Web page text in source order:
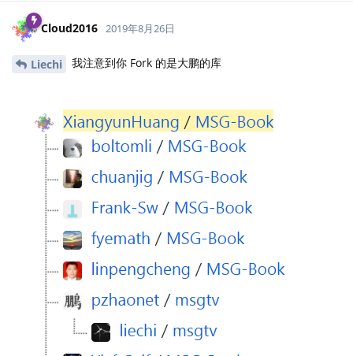
Cloud2016 2019年8月26日
Liechi 我注意到你 Fork 的是大鹏的库